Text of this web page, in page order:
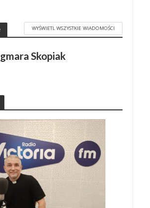
WYŚWIETL WSZYSTKIE WIADOMOŚCI
Skopiak